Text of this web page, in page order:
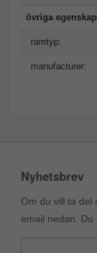
övriga
ramtyp:
manufacturer:
Nyhetsbrev
Om du vill ta del
email nedan.